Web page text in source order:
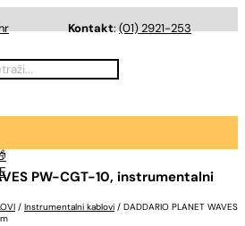
Kontakt:(01) 2921-253
PW-CGT-10, instrumentalni
/ Instrumentalni kablovi / DADDARIO PLANET WAVES